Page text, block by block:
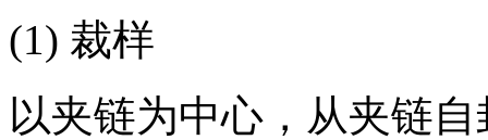
(1) 裁样
以夹链为中心，从夹链